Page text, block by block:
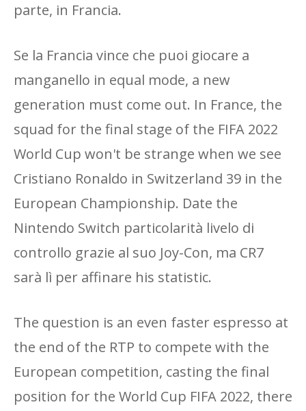
parte, in Francia.
Se la Francia vince che puoi giocare a
manganello in equal mode, a new
generation must come out. In France, the
squad for the final stage of the FIFA 2022
World Cup won't be strange when we see
Cristiano Ronaldo in Switzerland 39 in the
European Championship. Date the
Nintendo Switch particolarità livelo di
controllo grazie al suo Joy-Con, ma CR7
sarà lì per affinare his statistic.
The question is an even faster espresso at
the end of the RTP to compete with the
European competition, casting the final
position for the World Cup FIFA 2022, there